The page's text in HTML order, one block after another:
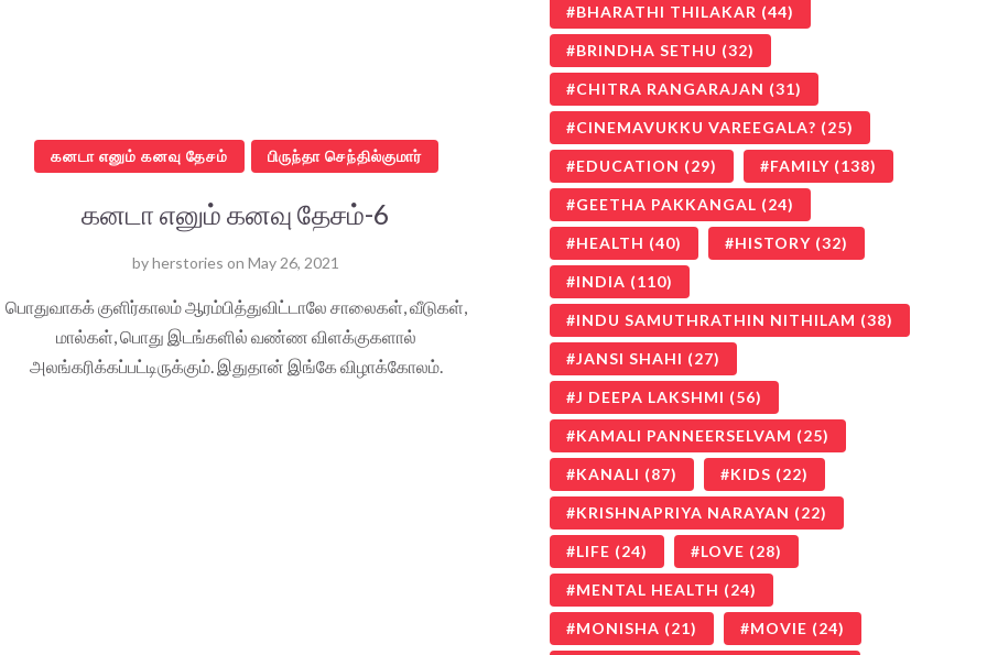
கனடா எனும் கனவு தேசம் பிருந்தா செந்தில்குமார்
கனடா எனும் கனவு தேசம்-6
byherstories on May 26, 2021
பொதுவாகக் குளிர்காலம் ஆரம்பித்துவிட்டாலே சாலைகள், வீடுகள்,
மால்கள், பொது இடங்களில் வண்ண விளக்குகளால்
அலங்கரிக்கப்பட்டிருக்கும். இதுதான் இங்கே விழாக்கோலம்.
BHARATHI THILAKAR (44)
BRINDHA SETHU (32)
CHITRA RANGARAJAN (31)
CINEMAVUKKU VAREEGALA? (25)
EDUCATION (29) FAMILY (138)
GEETHA PAKKANGAL (24)
HEALTH (40) HISTORY (32)
INDIA (110)
INDU SAMUTHRATHIN NITHILAM (38)
JANSI SHAHI (27)
J DEEPA LAKSHMI (56)
KAMALI PANNEERSELVAM (25)
KANALI (87) KIDS (22)
KRISHNAPRIYA NARAYAN (22)
LIFE (24) LOVE (28)
MENTAL HEALTH (24)
MONISHA (21) MOVIE (24)